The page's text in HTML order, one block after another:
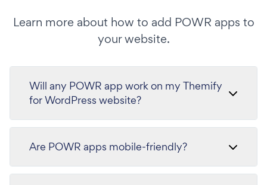
Learn more about how to add POWR apps to
your website.
Will any POWR app work on my Themify
for WordPress website?
Are POWR apps mobile-friendly?